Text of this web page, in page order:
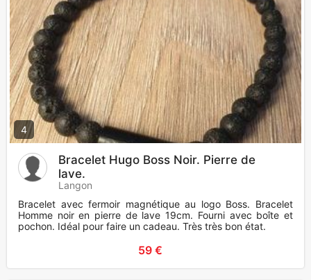
4
Bracelet Hugo Boss Noir. Pierre de
lave.
Langon
Bracelet avec fermoir magnétique au logo Boss. Bracelet
Homme noir en pierre de lave 19cm. Fourni avec boîte et
pochon. Idéal pour faire un cadeau. Très très bon état.
59 €